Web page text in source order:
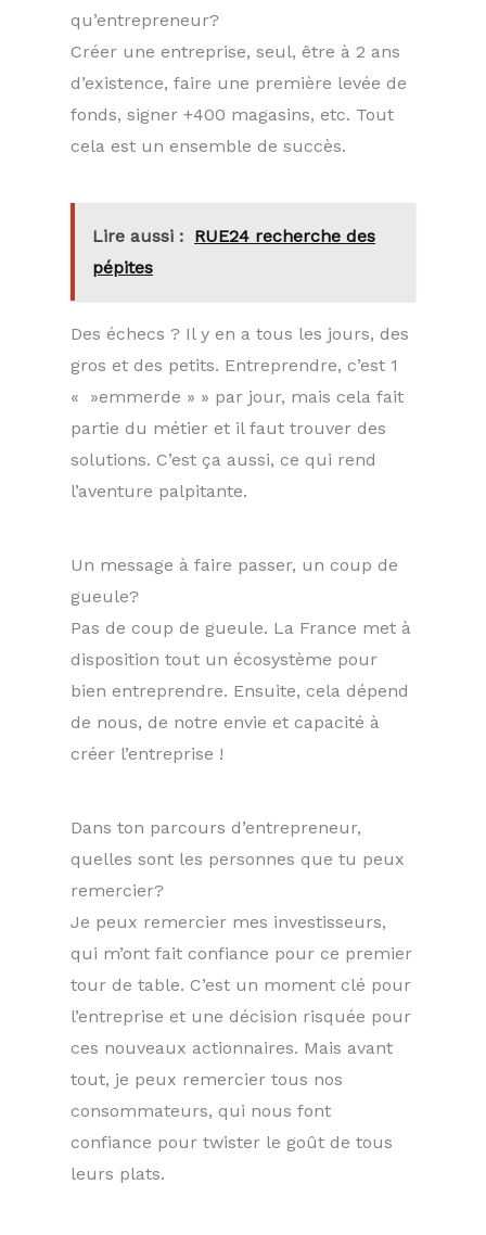
qu’entrepreneur?
Créer une entreprise, seul, être à 2 ans
d’existence, faire une première levée de
fonds, signer +400 magasins, etc. Tout
cela est un ensemble de succès.
Lire aussi : RUE24 recherche des
pépites
Des échecs ? Il y en a tous les jours, des
gros et des petits. Entreprendre, c’est 1
« »emmerde » » par jour, mais cela fait
partie du métier et il faut trouver des
solutions. C’est ça aussi, ce qui rend
l’aventure palpitante.
Un message à faire passer, un coup de
gueule?
Pas de coup de gueule. La France met à
disposition tout un écosystème pour
bien entreprendre. Ensuite, cela dépend
de nous, de notre envie et capacité à
créer l’entreprise !
Dans ton parcours d’entrepreneur,
quelles sont les personnes que tu peux
remercier?
Je peux remercier mes investisseurs,
qui m’ont fait confiance pour ce premier
tour de table. C’est un moment clé pour
l’entreprise et une décision risquée pour
ces nouveaux actionnaires. Mais avant
tout, je peux remercier tous nos
consommateurs, qui nous font
confiance pour twister le goût de tous
leurs plats.